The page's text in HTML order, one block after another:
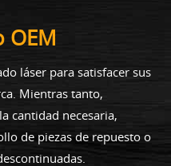
OEM
láser para satisfacer sus
Mientras tanto,
cantidad necesaria,
de piezas de repuesto o